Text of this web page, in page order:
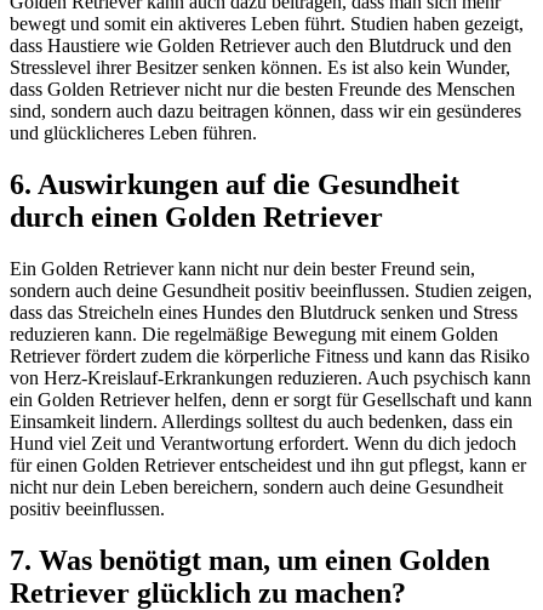
bewegt und somit ein aktiveres Leben führt. Studien haben gezeigt,
dass Haustiere wie Golden Retriever auch den Blutdruck und den
Stresslevel ihrer Besitzer senken können. Es ist also kein Wunder,
dass Golden Retriever nicht nur die besten Freunde des Menschen
sind, sondern auch dazu beitragen können, dass wir ein gesünderes
und glücklicheres Leben führen.
6. Auswirkungen auf die Gesundheit
durch einen Golden Retriever
Ein Golden Retriever kann nicht nur dein bester Freund sein,
sondern auch deine Gesundheit positiv beeinflussen. Studien zeigen,
dass das Streicheln eines Hundes den Blutdruck senken und Stress
reduzieren kann. Die regelmäßige Bewegung mit einem Golden
Retriever fördert zudem die körperliche Fitness und kann das Risiko
von Herz-Kreislauf-Erkrankungen reduzieren. Auch psychisch kann
ein Golden Retriever helfen, denn er sorgt für Gesellschaft und kann
Einsamkeit lindern. Allerdings solltest du auch bedenken, dass ein
Hund viel Zeit und Verantwortung erfordert. Wenn du dich jedoch
für einen Golden Retriever entscheidest und ihn gut pflegst, kann er
nicht nur dein Leben bereichern, sondern auch deine Gesundheit
positiv beeinflussen.
7. Was benötigt man, um einen Golden
Retriever glücklich zu machen?